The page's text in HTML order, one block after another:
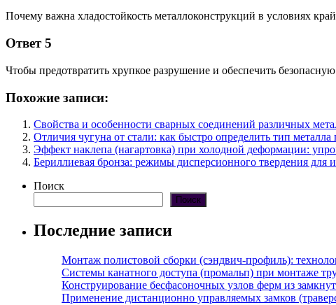
Почему важна хладостойкость металлоконструкций в условиях
Ответ 5
Чтобы предотвратить хрупкое разрушение и обеспечить
Похожие записи:
Свойства и особенности сварных соединений различных
Отличия чугуна от стали: как быстро определить тип
Эффект наклепа (нагартовка) при холодной деформации:
Бериллиевая бронза: режимы дисперсионного твердения для
Поиск
Поиск
Последние записи
Монтаж полистовой сборки (сэндвич-профиль):
Системы канатного доступа (промальп) при монтаже
Конструирование бесфасоночных узлов ферм из
Применение дистанционно управляемых замков